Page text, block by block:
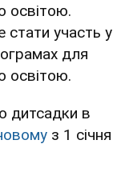
освітою.
стати участь у
для
освітою.
дитсадки в
з 1 січня